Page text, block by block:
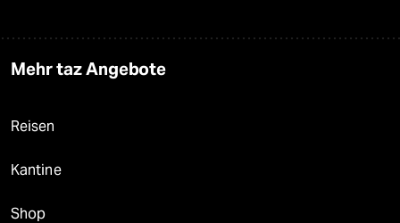
Mehr taz Angebote
Reisen
Kantine
Shop